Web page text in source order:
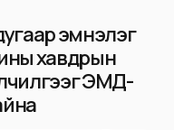
эмнэлэг
хавдрын
ЭМД-